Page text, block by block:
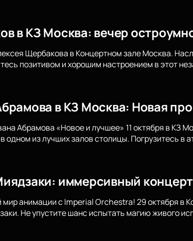
в КЗ Москва: вечер
Щербакова в Концертном зале Москва.
позитивом и хорошим настроением в этот
в КЗ Москва: Новая
Абрамова «Новое и лучшее» 11 октября в КЗ
одном из лучших залов столицы. Погрузитесь в
иммерсивный
анимации с Imperial Orchestra! 29 октября в
Не упустите шанс испытать магию живого